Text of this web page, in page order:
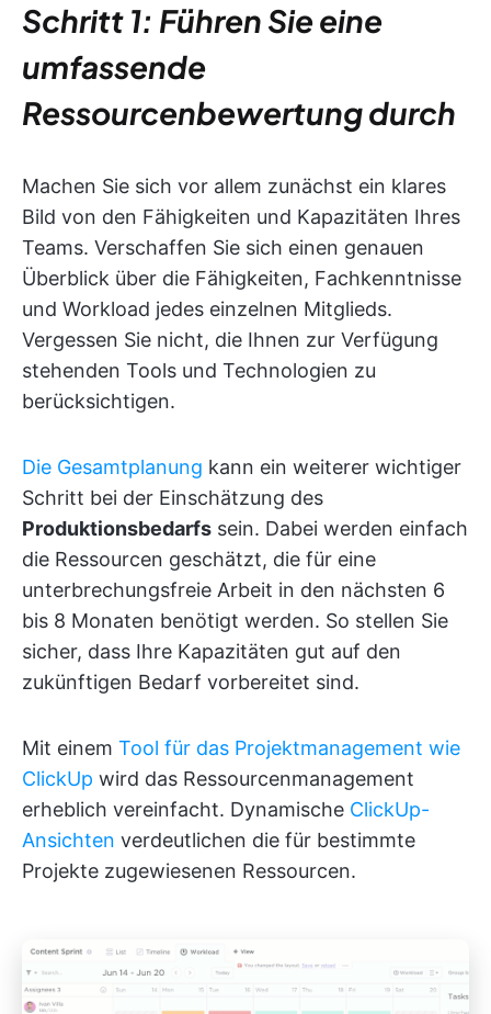
Schritt 1: Führen Sie eine
umfassende
Ressourcenbewertung durch
Machen Sie sich vor allem zunächst ein klares
Bild von den Fähigkeiten und Kapazitäten Ihres
Teams. Verschaffen Sie sich einen genauen
Überblick über die Fähigkeiten, Fachkenntnisse
und Workload jedes einzelnen Mitglieds.
Vergessen Sie nicht, die Ihnen zur Verfügung
stehenden Tools und Technologien zu
berücksichtigen.
Die Gesamtplanung kann ein weiterer wichtiger
Schritt bei der Einschätzung des
Produktionsbedarfs sein. Dabei werden einfach
die Ressourcen geschätzt, die für eine
unterbrechungsfreie Arbeit in den nächsten 6
bis 8 Monaten benötigt werden. So stellen Sie
sicher, dass Ihre Kapazitäten gut auf den
zukünftigen Bedarf vorbereitet sind.
Mit einem Tool für das Projektmanagement wie
ClickUp wird das Ressourcenmanagement
erheblich vereinfacht. Dynamische ClickUp-
Ansichten verdeutlichen die für bestimmte
Projekte zugewiesenen Ressourcen.